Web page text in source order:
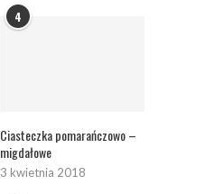
4
Ciasteczka pomarańczowo –
migdałowe
3 kwietnia 2018